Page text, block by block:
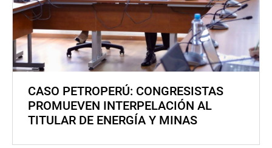
CASO PETROPERÚ: CONGRESISTAS
PROMUEVEN INTERPELACIÓN AL
TITULAR DE ENERGÍA Y MINAS